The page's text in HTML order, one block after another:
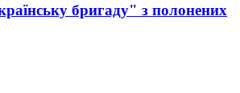
бригаду" з полонених